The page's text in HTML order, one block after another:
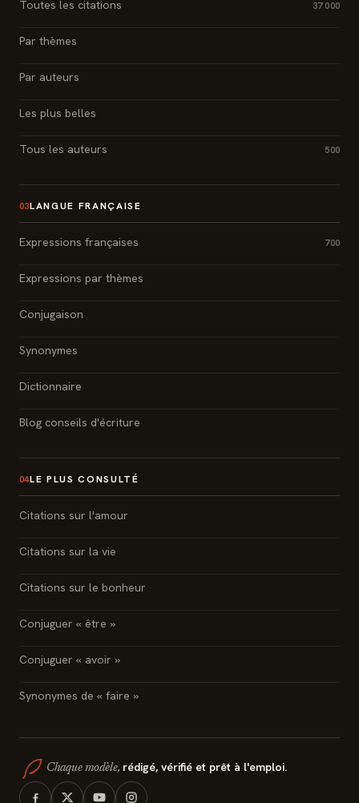
Toutes les citations 37 000
Par thèmes
Par auteurs
Les plus belles
Tous les auteurs 500
03LANGUE FRANÇAISE
Expressions françaises 700
Expressions par thèmes
Conjugaison
Synonymes
Dictionnaire
Blog conseils d'écriture
04LE PLUS CONSULTÉ
Citations sur l'amour
Citations sur la vie
Citations sur le bonheur
Conjuguer « être »
Conjuguer « avoir »
Synonymes de « faire »
Chaque modèle, rédigé, vérifié et prêt à l'emploi.